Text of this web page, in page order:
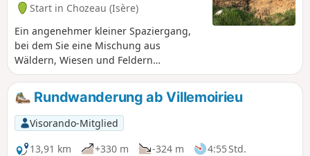
Start in Chozeau (Isère)
Ein angenehmer kleiner Spaziergang,
bei dem Sie eine Mischung aus
Wäldern, Wiesen und Feldern
entdecken können. Er wird auch Ihr
Fotoalbum bereichern, wenn Sie die
Tierwelt am Teich von Varnieu, der auf
dieser Strecke liegt, und die originelle
Architektur des Schlosses von Bourcieu
fotografieren.
Rundwanderung ab Villemoirieu
Visorando-Mitglied
13,91 km
+330 m -324 m
4:55 Std.